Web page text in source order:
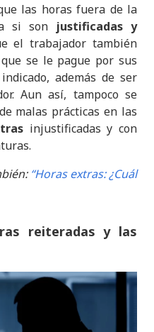
las horas fuera de la
si son justificadas y
el trabajador también
se le pague por sus
además de ser
Aun así, tampoco se
malas prácticas en las
injustificadas y con
“Horas extras: ¿Cuál
reiteradas y las